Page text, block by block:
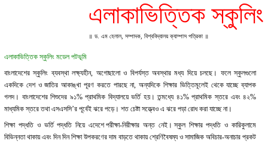
এলাকাভিত্তিক স্কুলিং
॥ ড. এম হেলাল, সম্পাদক, বিশ্ববিদ্যালয় ক্যাম্পাস পত্রিকা ॥
এলাকাভিত্তিক স্কুলিং মডেল পটভূমি
বাংলাদেশের স্কুলিং ব্যবস্থা লক্ষ্যহীন, অগোছালো ও বিপর্যস্ত অবস্থার মধ্য দিয়ে চলছে। ফলে স্কুলগুলো
একদিকে দেশ ও জাতির আকাঙ্খা পূরণ করতে পারছে না, অন্যদিকে শিক্ষার ভিত্তিমূলেই থেকে যাচ্ছে ব্যাপক
গলদ। বাংলাদেশের শিশুদের ৯১% প্রাথমিক বিদ্যালয়ে ভর্তি হয়। তন্মধ্যে ৪১% প্রাথমিক স্তরে এবং ৪২%
মাধ্যমিক স্তরে তথা এসএসসি’র পূর্বেই ঝরে পড়ে। শত চেষ্টা সত্ত্বেও এ ঝরে পড়া রোধ করা যাচ্ছে না।
শিক্ষা পদ্ধতি ও ভর্তি পদ্ধতি নিয়ে এদেশে পরীক্ষা-নিরীক্ষার অন্ত নেই। স্কুল শিক্ষার পদ্ধতি ও কারিকুলামে
বিভিন্নতা থাকায় এবং দিন দিন শিক্ষা উপকরণের দাম বাড়তে থাকায় শ্রেণিবৈষম্য ও সামাজিক অবিচার-অনাচার প্রকট